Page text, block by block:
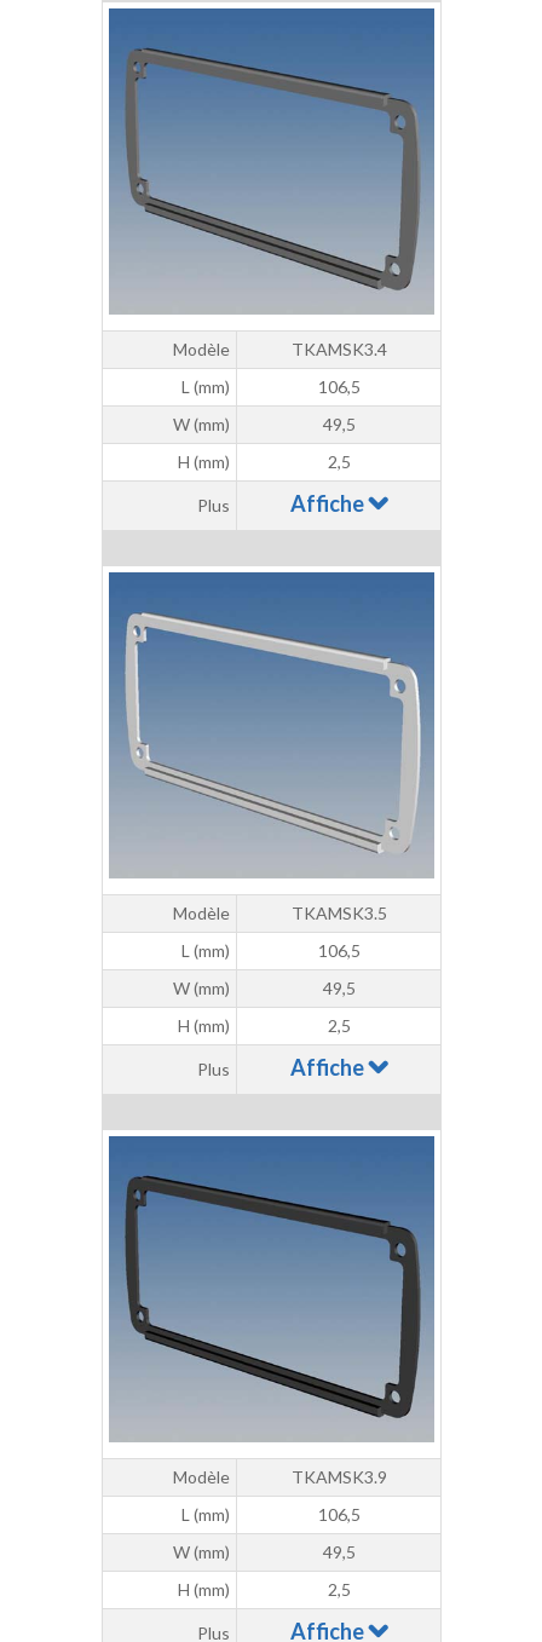
Modèle
TKAMSK3.4
L (mm)
106,5
W (mm)
49,5
H (mm)
2,5
Plus Affiche
Modèle
TKAMSK3.5
L (mm)
106,5
W (mm)
49,5
H (mm)
2,5
Plus Affiche
Modèle
TKAMSK3.9
L (mm)
106,5
W (mm)
49,5
H (mm)
2,5
Plus Affiche